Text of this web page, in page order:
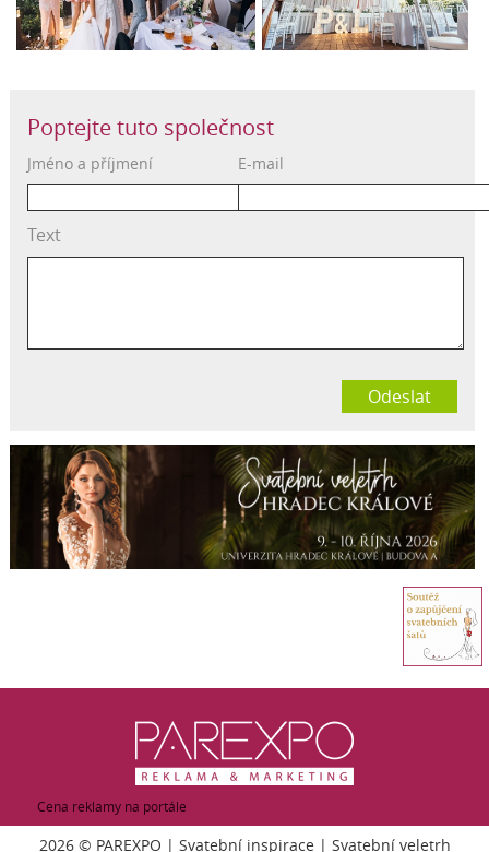
Poptejte tuto společnost
Jméno a příjmení E-mail
Text
Odeslat
Cena reklamy na portále
2026 © PAREXPO | Svatební inspirace| Svatební veletrh